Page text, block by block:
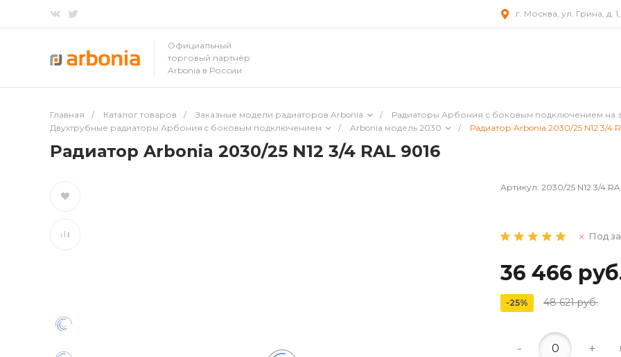
г. Москва, ул. Грина, д.
Официальный
торговый партнёр
Arbonia в России
Главная / Каталог товаров / Заказные модели радиаторов Arbonia / Радиаторы Арбония с боковым подключением на
Двухтрубные радиаторы Арбония c боковым подключением
/ Arbonia модель 2030 / Радиатор Arbonia 2030/25 N12 3/4
Радиатор Arbonia 2030/25 N12 3/4 RAL 9016
Артикул: 2030/25 N12 3/4
Под
36 466
-25% 48 621 руб.
- +